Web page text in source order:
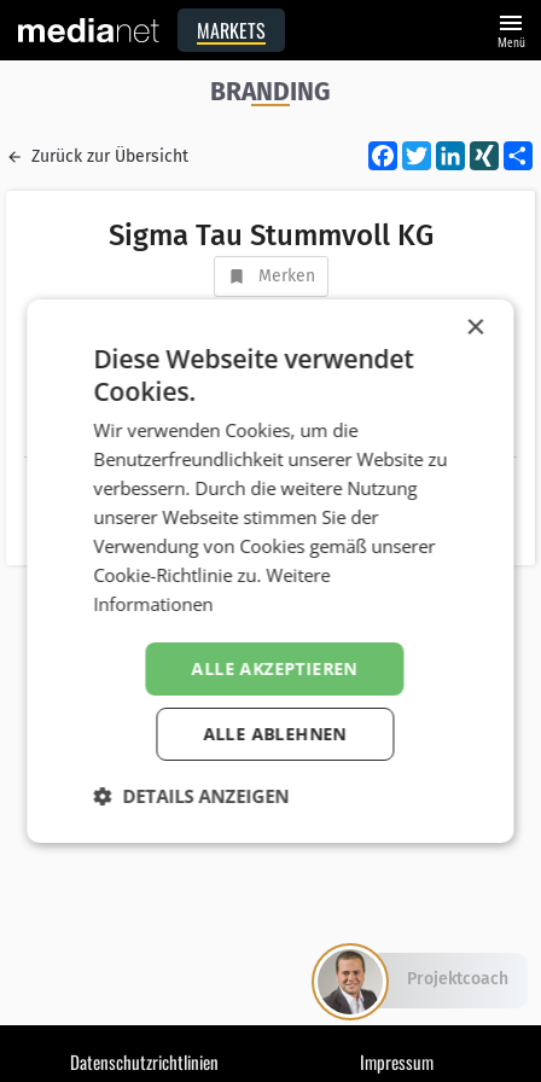
MARKETS menu
Menü
BRANDING
Zurück zur Übersicht Facebook
Twitter XING
Sigma Tau Stummvoll KG
Merken
AT 1090 Wien
Telefonnummer +43 (1) 3190289
Website http://www.sigmatau.at
Datenschutzrichtlinien Impressum
×
Diese Webseite verwendet
Cookies.
Wir verwenden Cookies, um die
Benutzerfreundlichkeit unserer Website zu
verbessern. Durch die weitere Nutzung
unserer Webseite stimmen Sie der
Verwendung von Cookies gemäß unserer
Cookie-Richtlinie zu.Weitere
Informationen
ALLE AKZEPTIEREN
ALLE ABLEHNEN
DETAILS ANZEIGEN
Projektcoach